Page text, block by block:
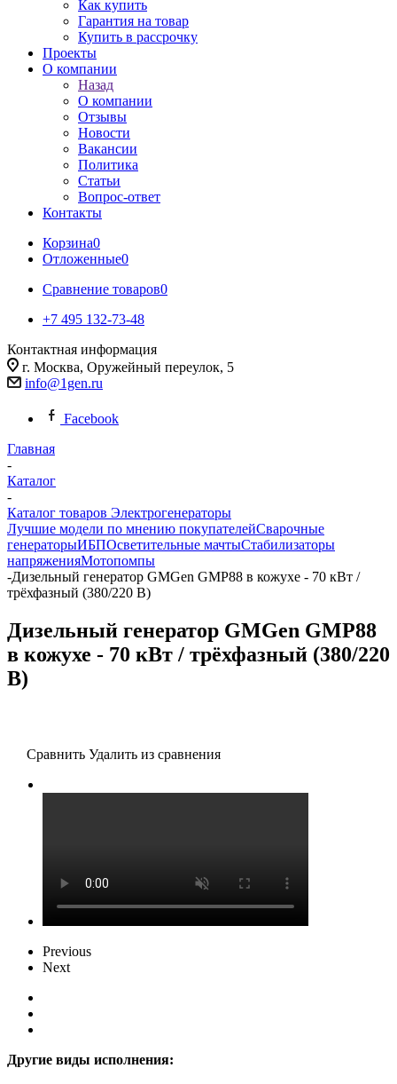
Как купить
Гарантия на товар
Купить в рассрочку
Проекты
О компании
Назад
О компании
Отзывы
Новости
Вакансии
Политика
Статьи
Вопрос-ответ
Контакты
Корзина0
Отложенные0
Сравнение товаров0
+7 495 132-73-48
Контактная информация
г. Москва, Оружейный переулок, 5
info@1gen.ru
Facebook
Главная
-
Каталог
-
Каталог товаров Электрогенераторы
Лучшие модели по мнению покупателейСварочные
генераторыИБПОсветительные мачтыСтабилизаторы
напряженияМотопомпы
-Дизельный генератор GMGen GMP88 в кожухе - 70 кВт /
трёхфазный (380/220 В)
Дизельный генератор GMGen GMP88
в кожухе - 70 кВт / трёхфазный (380/220
В)
Сравнить Удалить из сравнения
Previous
Next
Другие виды исполнения: